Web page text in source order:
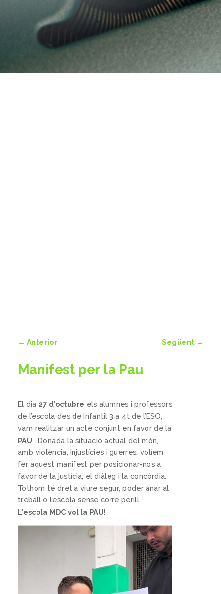
← Anterior Següent→
Manifest per la Pau
El dia 27 d’octubre els alumnes i professors
de l’escola des de Infantil 3 a 4t de l’ESO,
vam realitzar un acte conjunt en favor de la
PAU . Donada la situació actual del món,
amb violència, injustícies i guerres, volíem
fer aquest manifest per posicionar-nos a
favor de la justícia, el diàleg i la concòrdia.
Tothom té dret a viure segur, poder anar al
treball o l’escola sense corre perill.
L’escola MDC vol la PAU!